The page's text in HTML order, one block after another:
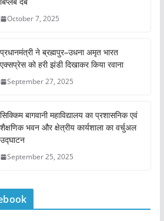
October 7, 2025
प्रधानमंत्री ने ब्रह्मपुर–उधना अमृत भारत
एक्सप्रेस को हरी झंडी दिखाकर किया रवाना
September 27, 2025
सिक्किम बागवानी महाविद्यालय का प्रशासनिक एवं
शैक्षणिक भवन और क्षेत्रीय कार्यशाला का वर्चुअल
उद्घाटन
September 25, 2025